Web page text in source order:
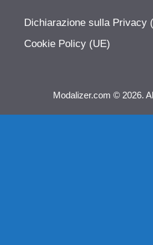
Dichiarazione sulla Privacy
Cookie Policy (UE)
Modalizer.com © 2026.